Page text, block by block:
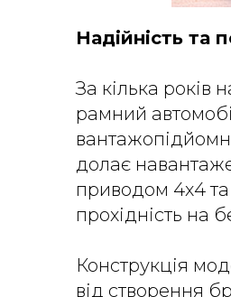
Надійність та
За кілька років
рамний
долає
приводом 4х4
прохідність на
Конструкція
від створення